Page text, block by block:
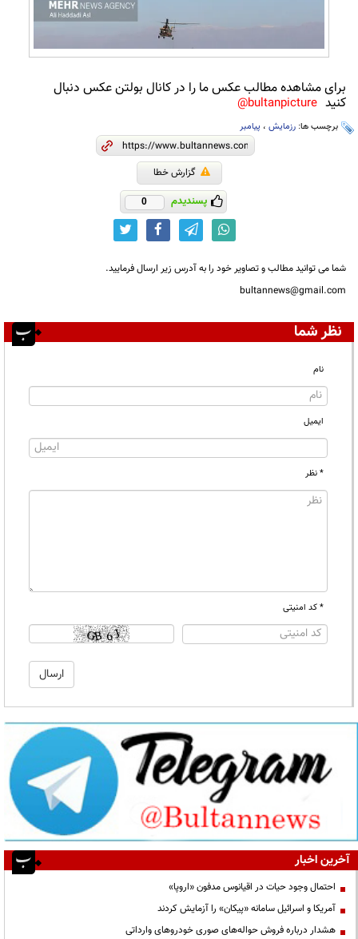
برای مشاهده مطالب عکس ما را در کانال بولتن عکس دنبال
کنید bultanpicture@
برچسب ها: رزمایش ، پیامبر
گزارش خطا
پسندیدم 0
شما می توانید مطالب و تصاویر خود را به آدرس زیر ارسال فرمایید.
bultannews@gmail.com
نظر شما
نام
ایمیل
* نظر
* کد امنیتی
آخرین اخبار
احتمال وجود حیات در اقیانوس مدفون «اروپا»
آمریکا و اسرائیل سامانه «پیکان» را آزمایش کردند
هشدار درباره فروش حواله‌های صوری خودروهای وارداتی